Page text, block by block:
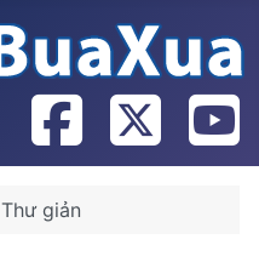
Thư giản